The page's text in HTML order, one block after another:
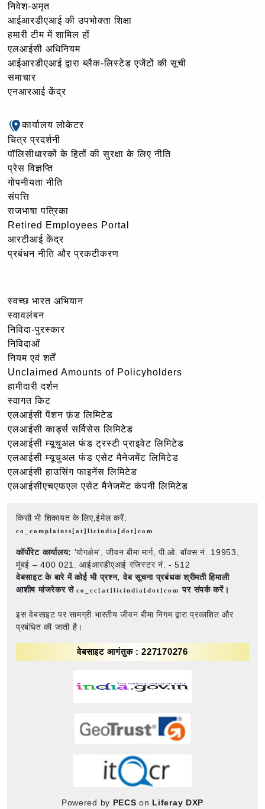
निवेश-अमृत
आईआरडीएआई की उपभोक्ता शिक्षा
हमारी टीम में शामिल हों
एलआईसी अधिनियम
आईआरडीएआई द्वारा ब्लैक-लिस्टेड एजेंटों की सूची
समाचार
एनआरआई केंद्र
कार्यालय लोकेटर
चित्र प्रदर्शनी
पॉलिसीधारकों के हितों की सुरक्षा के लिए नीति
प्रेस विज्ञप्ति
गोपनीयता नीति
संपत्ति
राजभाषा पत्रिका
Retired Employees Portal
आरटीआई केंद्र
प्रबंधन नीति और प्रकटीकरण
स्वच्छ भारत अभियान
स्वावलंबन
निविदा-पुरस्कार
निविदाओं
नियम एवं शर्तें
Unclaimed Amounts of Policyholders
हामीदारी दर्शन
स्वागत किट
एलआईसी पेंशन फ़ंड लिमिटेड
एलआईसी कार्ड्स सर्विसेस लिमिटेड
एलआईसी म्यूचुअल फंड ट्रस्टी प्राइवेट लिमिटेड
एलआईसी म्यूचुअल फंड एसेट मैनेजमेंट लिमिटेड
एलआईसी हाउसिंग फाइनेंस लिमिटेड
एलआईसीएचएफएल एसेट मैनेजमेंट कंपनी लिमिटेड
किसी भी शिकायत के लिए,ईमेल करें:
co_complaints[at]licindia[dot]com
कॉर्पोरेट कार्यालय: 'योगक्षेम', जीवन बीमा मार्ग, पी.ओ. बॉक्स नं. 19953,
मुंबई – 400 021. आईआरडीएआई रजिस्टर नं. - 512
वेबसाइट के बारे में कोई भी प्रश्न, वेब सूचना प्रबंधक श्रीमती हिमाली
आशीष मांजरेकर सेco_cc[at]licindia[dot]comपर संपर्क करें।
इस वेबसाइट पर सामग्री भारतीय जीवन बीमा निगम द्वारा प्रकाशित और
प्रबंधित की जाती है।
वेबसाइट आगंतुक : 227170276
Powered by PECS on Liferay DXP